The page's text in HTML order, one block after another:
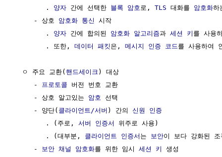
        .
양자 간에 선택한 블록 암호 로, TLS 대화를 암호화
     - 상호
암호화 통신
시작
        .
양자 간에 합의된 암호화 알고리즘과 세션 키 를 사용
        . 또한,
데이터 패킷 은, 메시지 인증 코드 를 사용하여
  ㅇ 주요 교환(
핸드세이크 ) 대상
     -
프로토콜 버전 번호 교환
     - 상호 알고있는
암호 선택
     - 양단(
클라이언트/서버 ) 간의 신원 인증
        . (주로,
서버 인증서
위주로 사용)
        . (대부분,
클라이언트 인증서 는 보안이 보다 강화된
     -
보안 채널 암호화를 위한 임시 세션 키
생성